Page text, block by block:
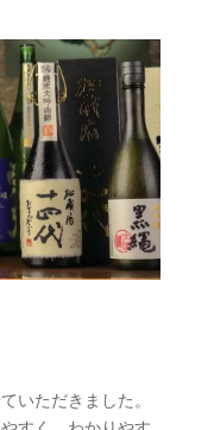
いただきました。